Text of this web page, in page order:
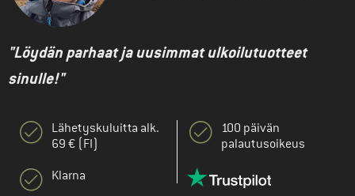
"Löydän parhaat ja uusimmat ulkoilutuotteet
sinulle!"
Lähetyskuluitta alk.
69 € (FI)
Klarna
100 päivän
palautusoikeus